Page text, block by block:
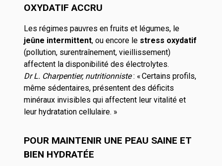
OXYDATIF ACCRU
Les régimes pauvres en fruits et légumes, le
jeûne intermittent, ou encore le stress oxydatif
(pollution, surentraînement, vieillissement)
affectent la disponibilité des électrolytes.
Dr L. Charpentier, nutritionniste: «Certains profils,
même sédentaires, présentent des déficits
minéraux invisibles qui affectent leur vitalité et
leur hydratation cellulaire. »
POUR MAINTENIR UNE PEAU SAINE ET
BIEN HYDRATÉE